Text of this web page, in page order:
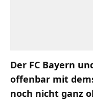
Der FC Bayern
offenbar mit
noch nicht ganz